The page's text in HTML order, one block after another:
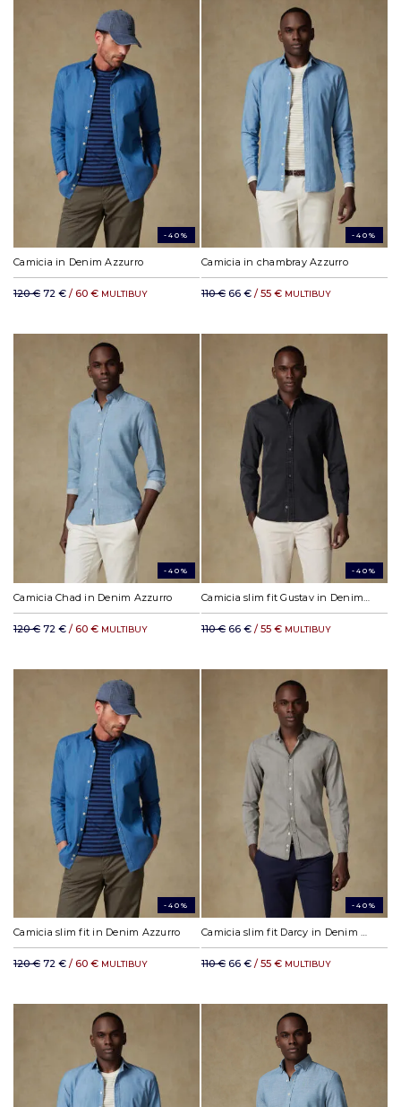
-40%
Camicia in Denim Azzurro
120 € 72 € / 60 € MULTIBUY
-40%
Camicia in chambray Azzurro
110 € 66 € / 55 € MULTIBUY
-40%
Camicia Chad in Denim Azzurro
120 € 72 € / 60 € MULTIBUY
-40%
110 € 66 € / 55 € MULTIBUY
-40%
Camicia slim fit in Denim Azzurro
120 € 72 € / 60 € MULTIBUY
-40%
Camicia slim fit Darcy in Denim Grège
110 € 66 € / 55 € MULTIBUY